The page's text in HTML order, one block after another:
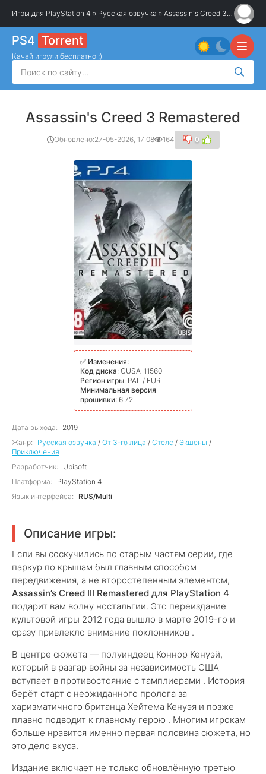
Игры для PlayStation 4 » Русская озвучка » Assassin's Creed 3 Remastered
PS4 Torrent
Качай игрули бесплатно ;)
Assassin's Creed 3 Remastered
Обновлено:27-05-2026, 17:08 164 0
✅ Изменения:
Код диска: CUSA-11560
Регион игры: PAL / EUR
Минимальная версия
прошивки: 6.72
Дата выхода:
2019
Жанр:
Русская озвучка / От 3-го лица / Стелс / Экшены /
Приключения
Разработчик:
Ubisoft
Платформа:
PlayStation 4
Язык интерфейса:
RUS/Multi
Описание игры:
Если вы соскучились по старым частям серии, где
паркур по крышам был главным способом
передвижения, а не второстепенным элементом,
Assassin’s Creed III Remastered для PlayStation 4
подарит вам волну ностальгии. Это переиздание
культовой игры 2012 года вышло в марте 2019-го и
сразу привлекло внимание поклонников .
В центре сюжета — полуиндеец Коннор Кенуэй,
который в разгар войны за независимость США
вступает в противостояние с тамплиерами . История
берёт старт с неожиданного пролога за
харизматичного британца Хейтема Кенуэя и позже
плавно подводит к главному герою . Многим игрокам
больше нравится именно первая половина сюжета, но
это дело вкуса.
Издание включает не только обновлённую третью